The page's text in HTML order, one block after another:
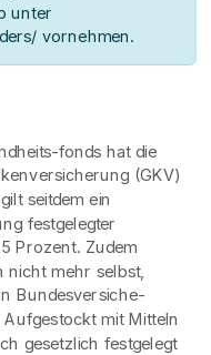
unter
vornehmen.
fonds hat die
(GKV)
seitdem ein
festgelegter
Prozent. Zudem
nicht mehr selbst,
Bundesversiche-
mit Mitteln
gesetzlich festgelegt